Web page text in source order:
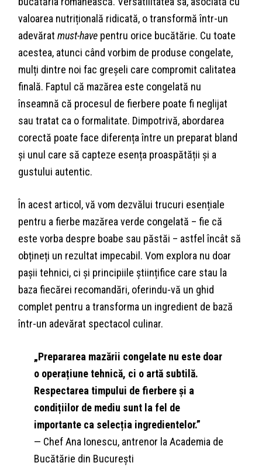
valoarea nutrițională ridicată, o transformă într-un
adevăratmust-have pentru orice bucătărie. Cu toate
acestea, atunci când vorbim de produse congelate,
mulți dintre noi fac greșeli care compromit calitatea
finală. Faptul că mazărea este congelată nu
înseamnă că procesul de fierbere poate fi neglijat
sau tratat ca o formalitate. Dimpotrivă, abordarea
corectă poate face diferența între un preparat bland
și unul care să capteze esența proaspătății și a
gustului autentic.
În acest articol, vă vom dezvălui trucuri esențiale
pentru a fierbe mazărea verde congelată – fie că
este vorba despre boabe sau păstăi – astfel încât să
obțineți un rezultat impecabil. Vom explora nu doar
pașii tehnici, ci și principiile științifice care stau la
baza fiecărei recomandări, oferindu-vă un ghid
complet pentru a transforma un ingredient de bază
într-un adevărat spectacol culinar.
„Prepararea mazării congelate nu este doar
o operațiune tehnică, ci o artă subtilă.
Respectarea timpului de fierbere și a
condițiilor de mediu sunt la fel de
importante ca selecția ingredientelor.”
— Chef Ana Ionescu, antrenor la Academia de
Bucătărie din București